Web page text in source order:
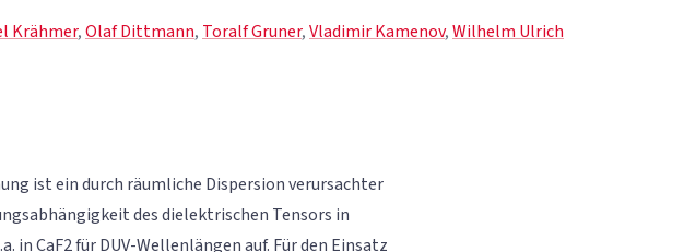
Krähmer,Olaf Dittmann, Toralf Gruner,Vladimir Kamenov,Wilhelm Ulrich
ist ein durch räumliche Dispersion verursachter
des dielektrischen Tensors in
CaF2 für DUV-Wellenlängen auf. Für den Einsatz